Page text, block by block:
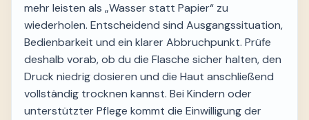
mehr leisten als „Wasser statt Papier“ zu
wiederholen. Entscheidend sind Ausgangssituation,
Bedienbarkeit und ein klarer Abbruchpunkt. Prüfe
deshalb vorab, ob du die Flasche sicher halten, den
Druck niedrig dosieren und die Haut anschließend
vollständig trocknen kannst. Bei Kindern oder
unterstützter Pflege kommt die Einwilligung der